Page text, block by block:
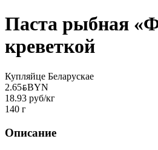
Паста рыбная
креветкой
Купляйце Беларускае
2.65BYNBYN
18.93 руб/кг
140 г
Описание